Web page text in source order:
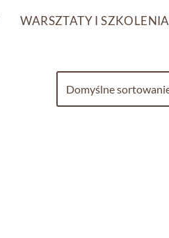
WARSZTATY I SZKOLENIA